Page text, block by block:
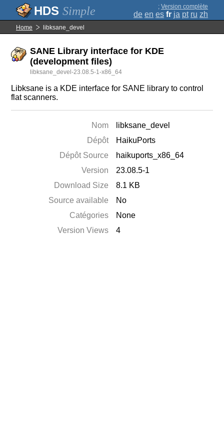
Simple ; Version complète
de en es fr ja pt ru zh
Home libksane_devel
SANE Library interface for KDE
(development files)
libksane_devel-23.08.5-1-x86_64
Libksane is a KDE interface for SANE library to control
flat scanners.
Nom
libksane_devel
Dépôt
HaikuPorts
Dépôt Source
haikuports_x86_64
Version
23.08.5-1
Download Size
8.1 KB
Source available
No
Catégories
None
Version Views
4